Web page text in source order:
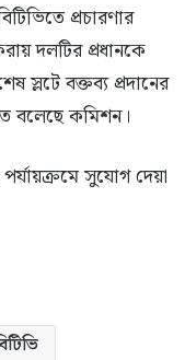
প্রচারণার
দলটির প্রধানকে
স্লটে বক্তব্য প্রদানের
বলেছে কমিশন।
সুযোগ দেয়া